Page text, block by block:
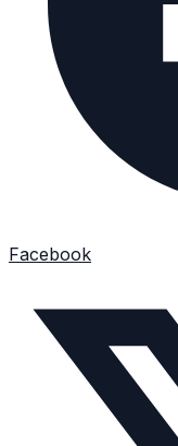
Facebook